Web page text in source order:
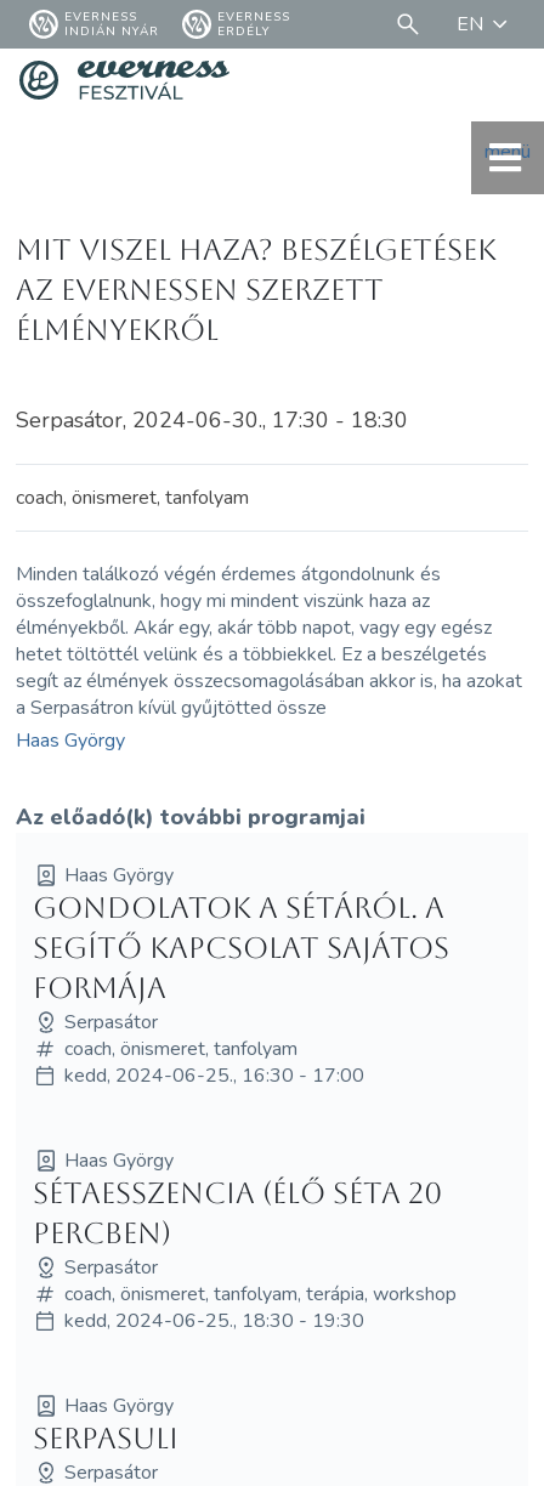
EVERNESS
INDIÁN NYÁR
EVERNESS
ERDÉLY
EN
menü
Mit viszel haza? Beszélgetések
az Evernessen szerzett
élményekről
Serpasátor, 2024-06-30., 17:30 - 18:30
coach, önismeret, tanfolyam
Minden találkozó végén érdemes átgondolnunk és
összefoglalnunk, hogy mi mindent viszünk haza az
élményekből. Akár egy, akár több napot, vagy egy egész
hetet töltöttél velünk és a többiekkel. Ez a beszélgetés
segít az élmények összecsomagolásában akkor is, ha azokat
a Serpasátron kívül gyűjtötted össze
Haas György
Az előadó(k) további programjai
Haas György
Gondolatok a sétáról. A
segítő kapcsolat sajátos
formája
Serpasátor
coach, önismeret, tanfolyam
kedd, 2024-06-25., 16:30 - 17:00
Haas György
Sétaesszencia (élő séta 20
percben)
Serpasátor
coach, önismeret, tanfolyam, terápia, workshop
kedd, 2024-06-25., 18:30 - 19:30
Haas György
Serpasuli
Serpasátor